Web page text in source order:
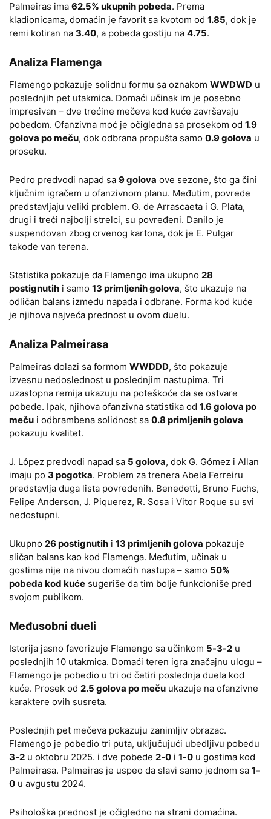
Palmeiras ima 62.5% ukupnih pobeda. Prema
kladionicama, domaćin je favorit sa kvotom od 1.85, dok je
remi kotiran na 3.40, a pobeda gostiju na 4.75.
Analiza Flamenga
Flamengo pokazuje solidnu formu sa oznakom WWDWD u
poslednjih pet utakmica. Domaći učinak im je posebno
impresivan – dve trećine mečeva kod kuće završavaju
pobedom. Ofanzivna moć je očigledna sa prosekom od 1.9
golova po meču, dok odbrana propušta samo 0.9 golova u
proseku.
Pedro predvodi napad sa 9 golova ove sezone, što ga čini
ključnim igračem u ofanzivnom planu. Međutim, povrede
predstavljaju veliki problem. G. de Arrascaeta i G. Plata,
drugi i treći najbolji strelci, su povređeni. Danilo je
suspendovan zbog crvenog kartona, dok je E. Pulgar
takođe van terena.
Statistika pokazuje da Flamengo ima ukupno 28
postignutih i samo 13 primljenih golova, što ukazuje na
odličan balans između napada i odbrane. Forma kod kuće
je njihova najveća prednost u ovom duelu.
Analiza Palmeirasa
Palmeiras dolazi sa formom WWDDD, što pokazuje
izvesnu nedoslednost u poslednjim nastupima. Tri
uzastopna remija ukazuju na poteškoće da se ostvare
pobede. Ipak, njihova ofanzivna statistika od 1.6 golova po
meču i odbrambena solidnost sa 0.8 primljenih golova
pokazuju kvalitet.
J. López predvodi napad sa 5 golova, dok G. Gómez i Allan
imaju po 3 pogotka. Problem za trenera Abela Ferreiru
predstavlja duga lista povređenih. Benedetti, Bruno Fuchs,
Felipe Anderson, J. Piquerez, R. Sosa i Vitor Roque su svi
nedostupni.
Ukupno 26 postignutih i 13 primljenih golova pokazuje
sličan balans kao kod Flamenga. Međutim, učinak u
gostima nije na nivou domaćih nastupa – samo 50%
pobeda kod kuće sugeriše da tim bolje funkcioniše pred
svojom publikom.
Međusobni dueli
Istorija jasno favorizuje Flamengo sa učinkom 5-3-2 u
poslednjih 10 utakmica. Domaći teren igra značajnu ulogu –
Flamengo je pobedio u tri od četiri poslednja duela kod
kuće. Prosek od 2.5 golova po meču ukazuje na ofanzivne
karaktere ovih susreta.
Poslednjih pet mečeva pokazuju zanimljiv obrazac.
Flamengo je pobedio tri puta, uključujući ubedljivu pobedu
3-2 u oktobru 2025. i dve pobede 2-0 i 1-0 u gostima kod
Palmeirasa. Palmeiras je uspeo da slavi samo jednom sa 1-
0 u avgustu 2024.
Psihološka prednost je očigledno na strani domaćina.